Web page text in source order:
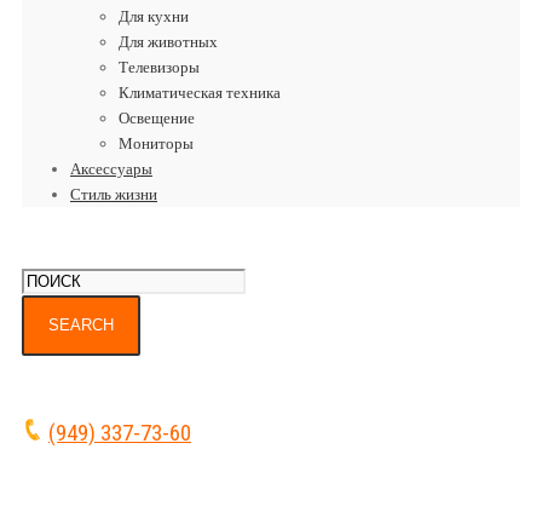
Для кухни
Для животных
Телевизоры
Климатическая техника
Освещение
Мониторы
Аксессуары
Стиль жизни
(949) 337-73-60